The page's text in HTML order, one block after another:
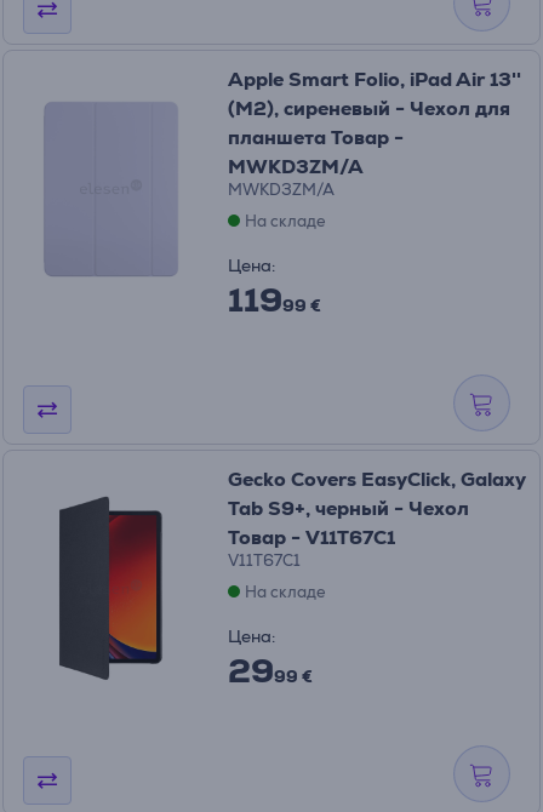
Apple Smart Folio, iPad Air 13''
(M2), сиреневый - Чехол для
планшета Товар -
MWKD3ZM/A
MWKD3ZM/A
На складе
Цена:
11999 €
Gecko Covers EasyClick, Galaxy
Tab S9+, черный - Чехол
Товар - V11T67C1
V11T67C1
На складе
Цена:
2999 €